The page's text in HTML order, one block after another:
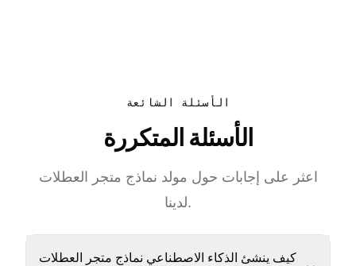
الأسئلة الشائعة
الأسئلة المتكررة
اعثر على إجابات حول مولد نماذج متجر العطلات
لدينا.
كيف ينشئ الذكاء الاصطناعي نماذج متجر العطلات